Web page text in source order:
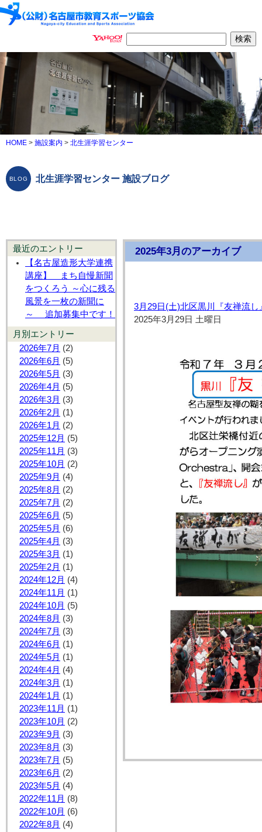
HOME > 施設案内 > 北生涯学習センター
北生涯学習センター 施設ブログ
最近のエントリー
【名古屋造形大学連携
講座】 まち自慢新聞
をつくろう ～心に残る
風景を一枚の新聞に
～ 追加募集中です！
月別エントリー
2026年7月 (2)
2026年6月 (5)
2026年5月 (3)
2026年4月 (5)
2026年3月 (3)
2026年2月 (1)
2026年1月 (2)
2025年12月 (5)
2025年11月 (3)
2025年10月 (2)
2025年9月 (4)
2025年8月 (2)
2025年7月 (2)
2025年6月 (5)
2025年5月 (6)
2025年4月 (3)
2025年3月 (1)
2025年2月 (1)
2024年12月 (4)
2024年11月 (1)
2024年10月 (5)
2024年8月 (3)
2024年7月 (3)
2024年6月 (1)
2024年5月 (1)
2024年4月 (4)
2024年3月 (1)
2024年1月 (1)
2023年11月 (1)
2023年10月 (2)
2023年9月 (3)
2023年8月 (3)
2023年7月 (5)
2023年6月 (2)
2023年5月 (4)
2022年11月 (8)
2022年10月 (6)
2022年8月 (4)
2025年3月のアーカイブ
3月29日(土)北区黒川『友禅流
2025年3月29日 土曜日